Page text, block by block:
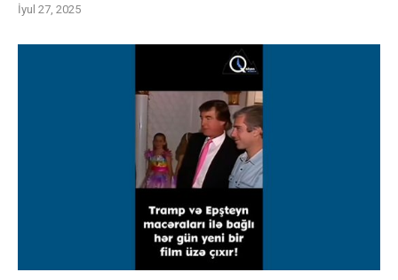
İyul 27, 2025